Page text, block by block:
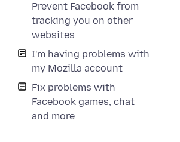
Prevent Facebook from
tracking you on other
websites
I'm having problems with
my Mozilla account
Fix problems with
Facebook games, chat
and more